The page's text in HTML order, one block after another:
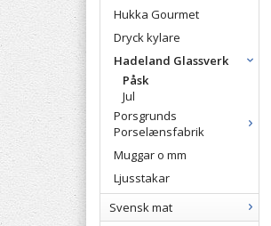
Hukka Gourmet
Dryck kylare
Hadeland Glassverk
Påsk
Jul
Porsgrunds
Porselænsfabrik
Muggar o mm
Ljusstakar
Svensk mat